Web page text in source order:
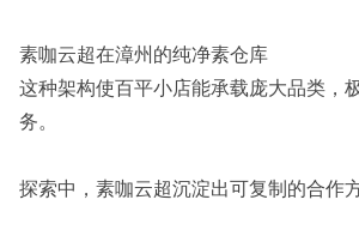
素咖云超在漳州的纯净素仓库
这种架构使百平小店能承载庞大品类
务。
探索中，素咖云超沉淀出可复制的合作